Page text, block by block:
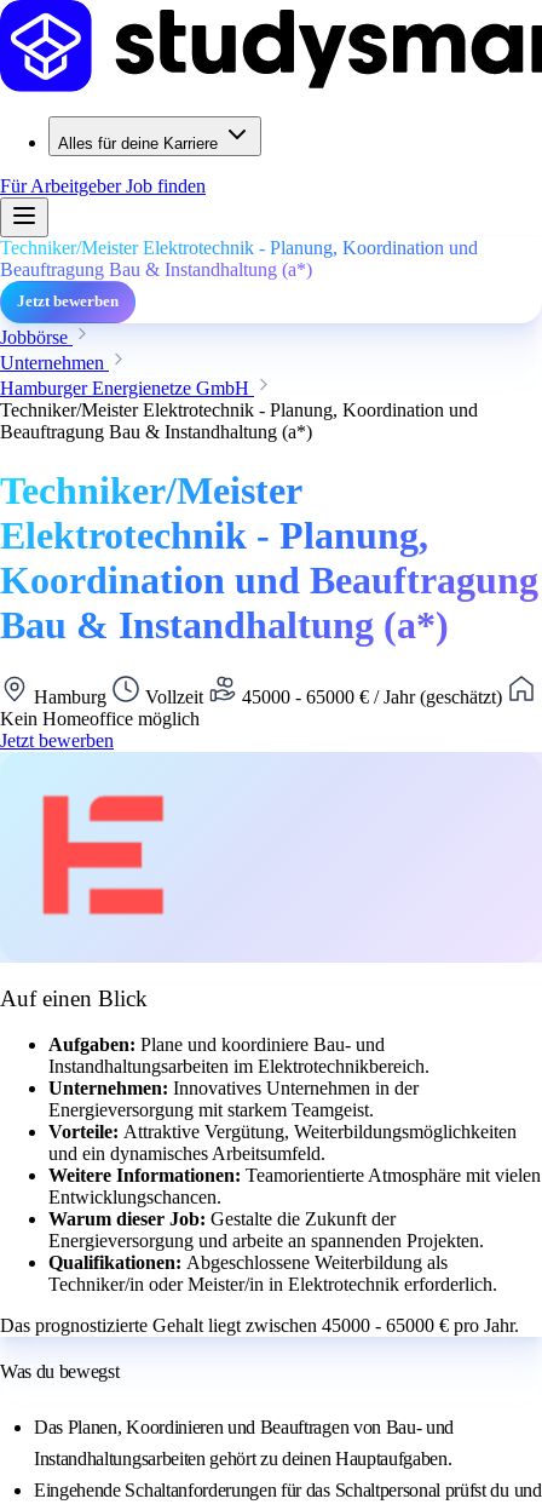
Alles für deine Karriere
Für ArbeitgeberJob finden
Techniker/Meister Elektrotechnik - Planung, Koordination und
Beauftragung Bau & Instandhaltung (a*)
Jetzt bewerben
Jobbörse
Unternehmen
Hamburger Energienetze GmbH
Techniker/Meister Elektrotechnik - Planung, Koordination und
Beauftragung Bau & Instandhaltung (a*)
Techniker/Meister
Elektrotechnik - Planung,
Koordination und Beauftragung
Bau & Instandhaltung (a*)
Hamburg Vollzeit
45000 - 65000 € / Jahr (geschätzt)
Kein Homeoffice möglich
Jetzt bewerben
Auf einen Blick
Aufgaben: Plane und koordiniere Bau- und
Instandhaltungsarbeiten im Elektrotechnikbereich.
Unternehmen: Innovatives Unternehmen in der
Energieversorgung mit starkem Teamgeist.
Vorteile: Attraktive Vergütung, Weiterbildungsmöglichkeiten
und ein dynamisches Arbeitsumfeld.
Weitere Informationen: Teamorientierte Atmosphäre mit vielen
Entwicklungschancen.
Warum dieser Job: Gestalte die Zukunft der
Energieversorgung und arbeite an spannenden Projekten.
Qualifikationen: Abgeschlossene Weiterbildung als
Techniker/in oder Meister/in in Elektrotechnik erforderlich.
Das prognostizierte Gehalt liegt zwischen 45000 - 65000 € pro Jahr.
Was du bewegst
Das Planen, Koordinieren und Beauftragen von Bau- und
Instandhaltungsarbeiten gehört zu deinen Hauptaufgaben.
Eingehende Schaltanforderungen für das Schaltpersonal prüfst du und